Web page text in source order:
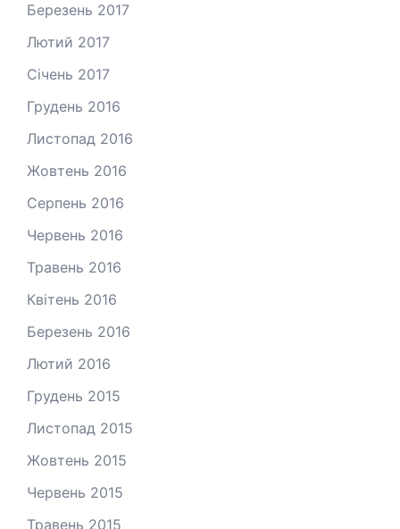
Березень 2017
Лютий 2017
Січень 2017
Грудень 2016
Листопад 2016
Жовтень 2016
Серпень 2016
Червень 2016
Травень 2016
Квітень 2016
Березень 2016
Лютий 2016
Грудень 2015
Листопад 2015
Жовтень 2015
Червень 2015
Травень 2015